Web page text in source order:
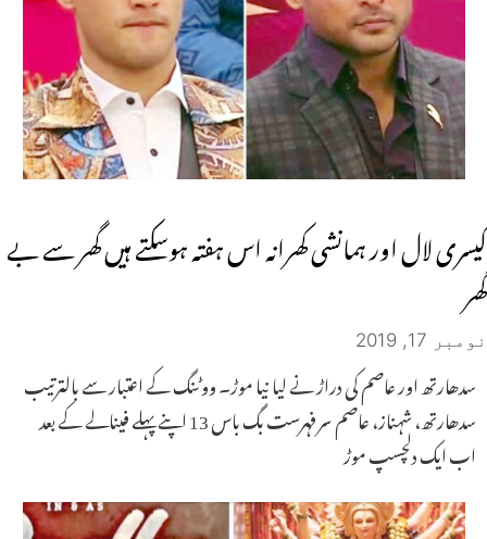
کیسری لال اور ہمانشی کھرانہ اس ہفتہ ہوسکتے ہیں گھر سے بے
گھر
نومبر 17, 2019
سدھارتھ اور عاصم کی دراڑ نے لیا نیا موڑ۔ ووٹنگ کے اعتبار سے بالترتیب
سدھارتھ، شہناز، عاصم سرفہرست بگ باس 13 اپنے پہلے فینالے کے بعد
اب ایک دلچسپ موڑ